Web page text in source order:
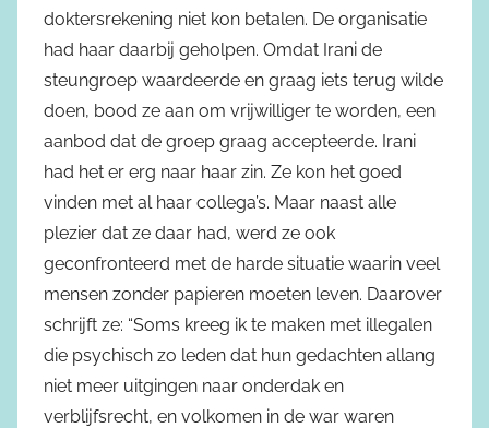
doktersrekening niet kon betalen. De organisatie
had haar daarbij geholpen. Omdat Irani de
steungroep waardeerde en graag iets terug wilde
doen, bood ze aan om vrijwilliger te worden, een
aanbod dat de groep graag accepteerde. Irani
had het er erg naar haar zin. Ze kon het goed
vinden met al haar collega’s. Maar naast alle
plezier dat ze daar had, werd ze ook
geconfronteerd met de harde situatie waarin veel
mensen zonder papieren moeten leven. Daarover
schrijft ze: “Soms kreeg ik te maken met illegalen
die psychisch zo leden dat hun gedachten allang
niet meer uitgingen naar onderdak en
verblijfsrecht, en volkomen in de war waren